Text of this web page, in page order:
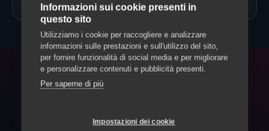
Informazioni sui cookie presenti in
questo sito
Utilizziamo i cookie per raccogliere e analizzare
informazioni sulle prestazioni e sull'utilizzo del sito,
per fornire funzionalità di social media e per migliorare
e personalizzare contenuti e pubblicità presenti.
Per saperne di più
Impostazioni dei cookie